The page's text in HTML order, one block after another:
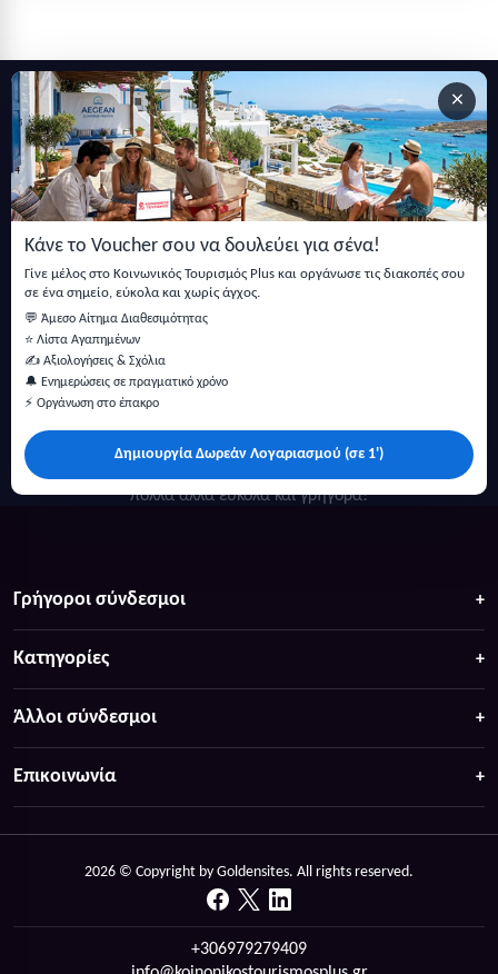
×
Κάνε το Voucher σου να δουλεύει για σένα!
Γίνε μέλος στο Κοινωνικός Τουρισμός Plus και οργάνωσε τις διακοπές σου
σε ένα σημείο, εύκολα και χωρίς άγχος.
💬 Άμεσο Αίτημα Διαθεσιμότητας
⭐ Λίστα Αγαπημένων
✍️ Αξιολογήσεις & Σχόλια
🔔 Ενημερώσεις σε πραγματικό χρόνο
⚡ Οργάνωση στο έπακρο
Δημιουργία Δωρεάν Λογαριασμού (σε 1')
Εγγραφείτε στο newsletter μας
Μείνετε ενημερωμένοι με τις τελευταίες ειδήσεις, ανακοινώσεις
και άρθρα.
πολλά άλλα ευκολα και γρήγορα!
Γρήγοροι σύνδεσμοι
Κατηγορίες
Άλλοι σύνδεσμοι
Επικοινωνία
2026 © Copyright by Goldensites. All rights reserved.
+306979279409